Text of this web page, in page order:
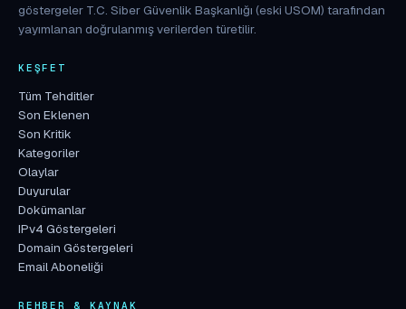
göstergeler T.C. Siber Güvenlik Başkanlığı (eski USOM) tarafından
yayımlanan doğrulanmış verilerden türetilir.
KEŞFET
Tüm Tehditler
Son Eklenen
Son Kritik
Kategoriler
Olaylar
Duyurular
Dokümanlar
IPv4 Göstergeleri
Domain Göstergeleri
Email Aboneliği
REHBER & KAYNAK